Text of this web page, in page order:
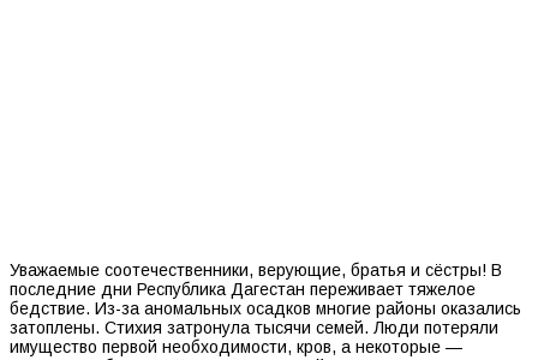
Уважаемые соотечественники, верующие, братья и сёстры! В
последние дни Республика Дагестан переживает тяжелое
бедствие. Из-за аномальных осадков многие районы оказались
затоплены. Стихия затронула тысячи семей. Люди потеряли
имущество первой необходимости, кров, а некоторые —